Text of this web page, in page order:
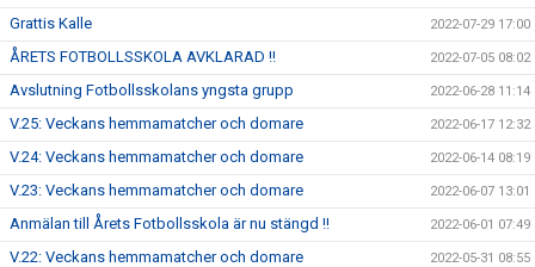
Grattis Kalle 2022-07-29 17:00
ÅRETS FOTBOLLSSKOLA AVKLARAD !! 2022-07-05 08:02
Avslutning Fotbollsskolans yngsta grupp 2022-06-28 11:14
V.25: Veckans hemmamatcher och domare 2022-06-17 12:32
V.24: Veckans hemmamatcher och domare 2022-06-14 08:19
V.23: Veckans hemmamatcher och domare 2022-06-07 13:01
Anmälan till Årets Fotbollsskola är nu stängd !! 2022-06-01 07:49
V.22: Veckans hemmamatcher och domare 2022-05-31 08:55